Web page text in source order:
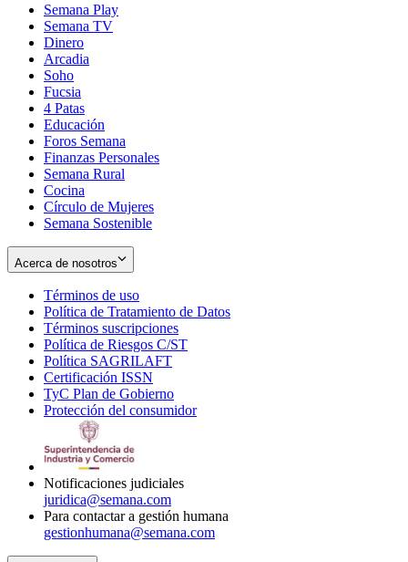
Semana Play
Semana TV
Dinero
Arcadia
Soho
in
new
window
Fucsia
in
new
window
4 Patas
Educación
Foros Semana
Finanzas Personales
Semana Rural
Cocina
Círculo de Mujeres
Semana Sostenible
Acerca de nosotros
Términos de uso
in
new
window
Política de Tratamiento de Datos
Términos suscripciones
in
Política de Riesgos C/ST
Política SAGRILAFT
new
window
Certificación ISSN
in
new
TyC Plan de Gobierno
in
Protección del consumidorOpens
Notificaciones judiciales
juridica@semana.com
Para contactar a gestión humana
gestionhumana@semana.com